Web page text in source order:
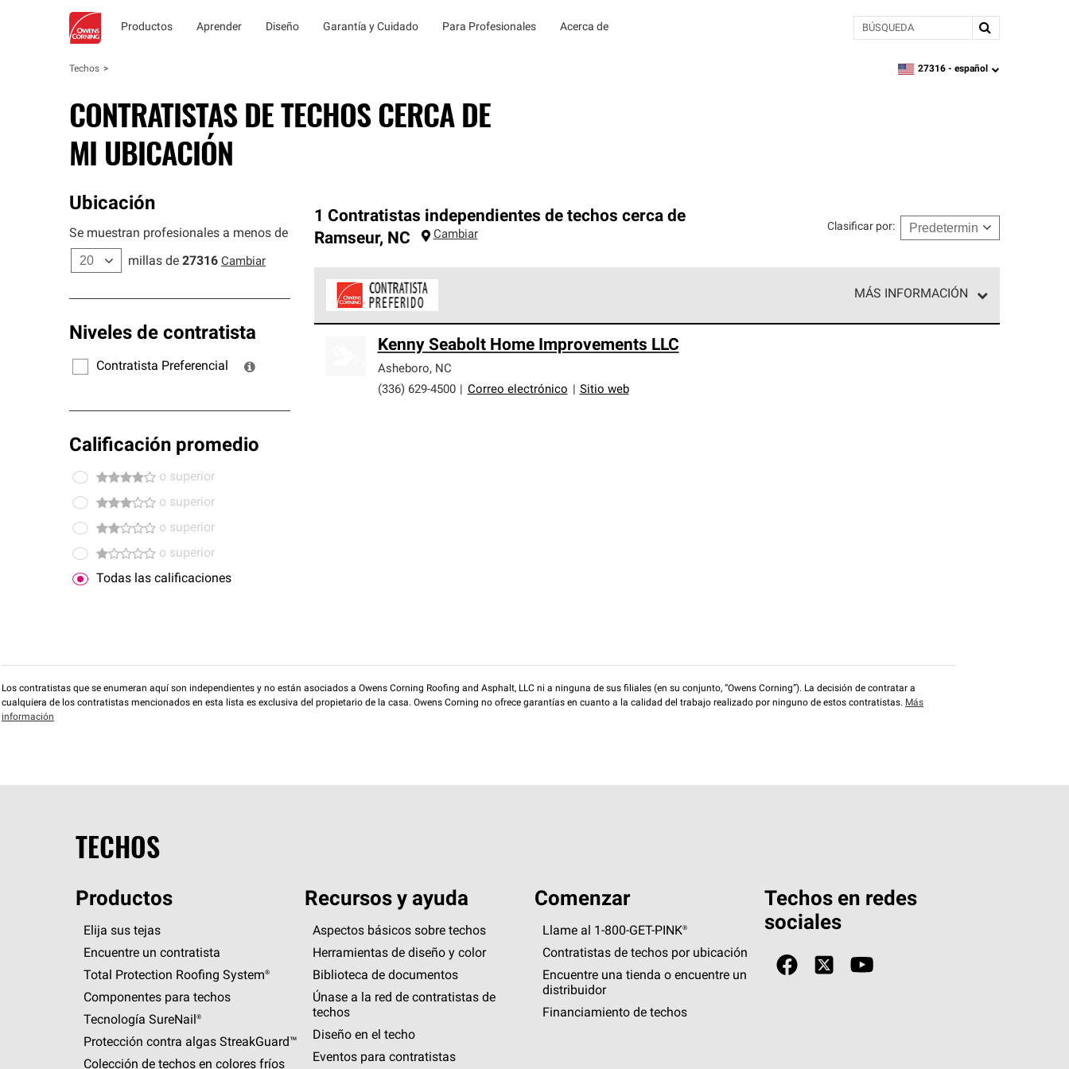
Productos Aprender Diseño Garantía y Cuidado Para Profesionales Acerca de BÚSQUEDA
Techos zipcode, language
27316 - español
CONTRATISTAS DE TECHOS CERCA DE
MI UBICACIÓN
Ubicación
Se muestran profesionales a menos de
millas de 27316 Cambiar
Niveles de contratista
Contratista Preferencial
Calificación promedio
o superior
o superior
o superior
o superior
Todas las calificaciones
1 Contratistas independientes de techos cerca de
Ramseur, NC Cambiar
Clasificar por:
MÁS INFORMACIÓN
cumplen con altos estándares y requisitos estrictos de profesionalismo y confiabilidad.
Kenny Seabolt Home Improvements LLC
Asheboro, NC
(336) 629-4500
Correo electrónico Sitio web
Los contratistas que se enumeran aquí son independientes y no están asociados a Owens Corning Roofing and Asphalt, LLC ni a ninguna de sus filiales (en su conjunto, “Owens Corning”). La decisión de contratar a
cualquiera de los contratistas mencionados en esta lista es exclusiva del propietario de la casa. Owens Corning no ofrece garantías en cuanto a la calidad del trabajo realizado por ninguno de estos contratistas. Más
información
TECHOS
Productos
Elija sus tejas
Encuentre un contratista
Total Protection Roofing System®
Componentes para techos
Tecnología SureNail®
Protección contra algas StreakGuard™
Colección de techos en colores fríos
Recursos y ayuda
Aspectos básicos sobre techos
Herramientas de diseño y color
Biblioteca de documentos
Únase a la red de contratistas de
techos
Diseño en el techo
Eventos para contratistas
Comenzar
Llame al 1-800-GET -PINK®
Contratistas de techos por ubicación
Encuentre una tienda o encuentre un
distribuidor
Financiamiento de techos
Techos en redes
sociales